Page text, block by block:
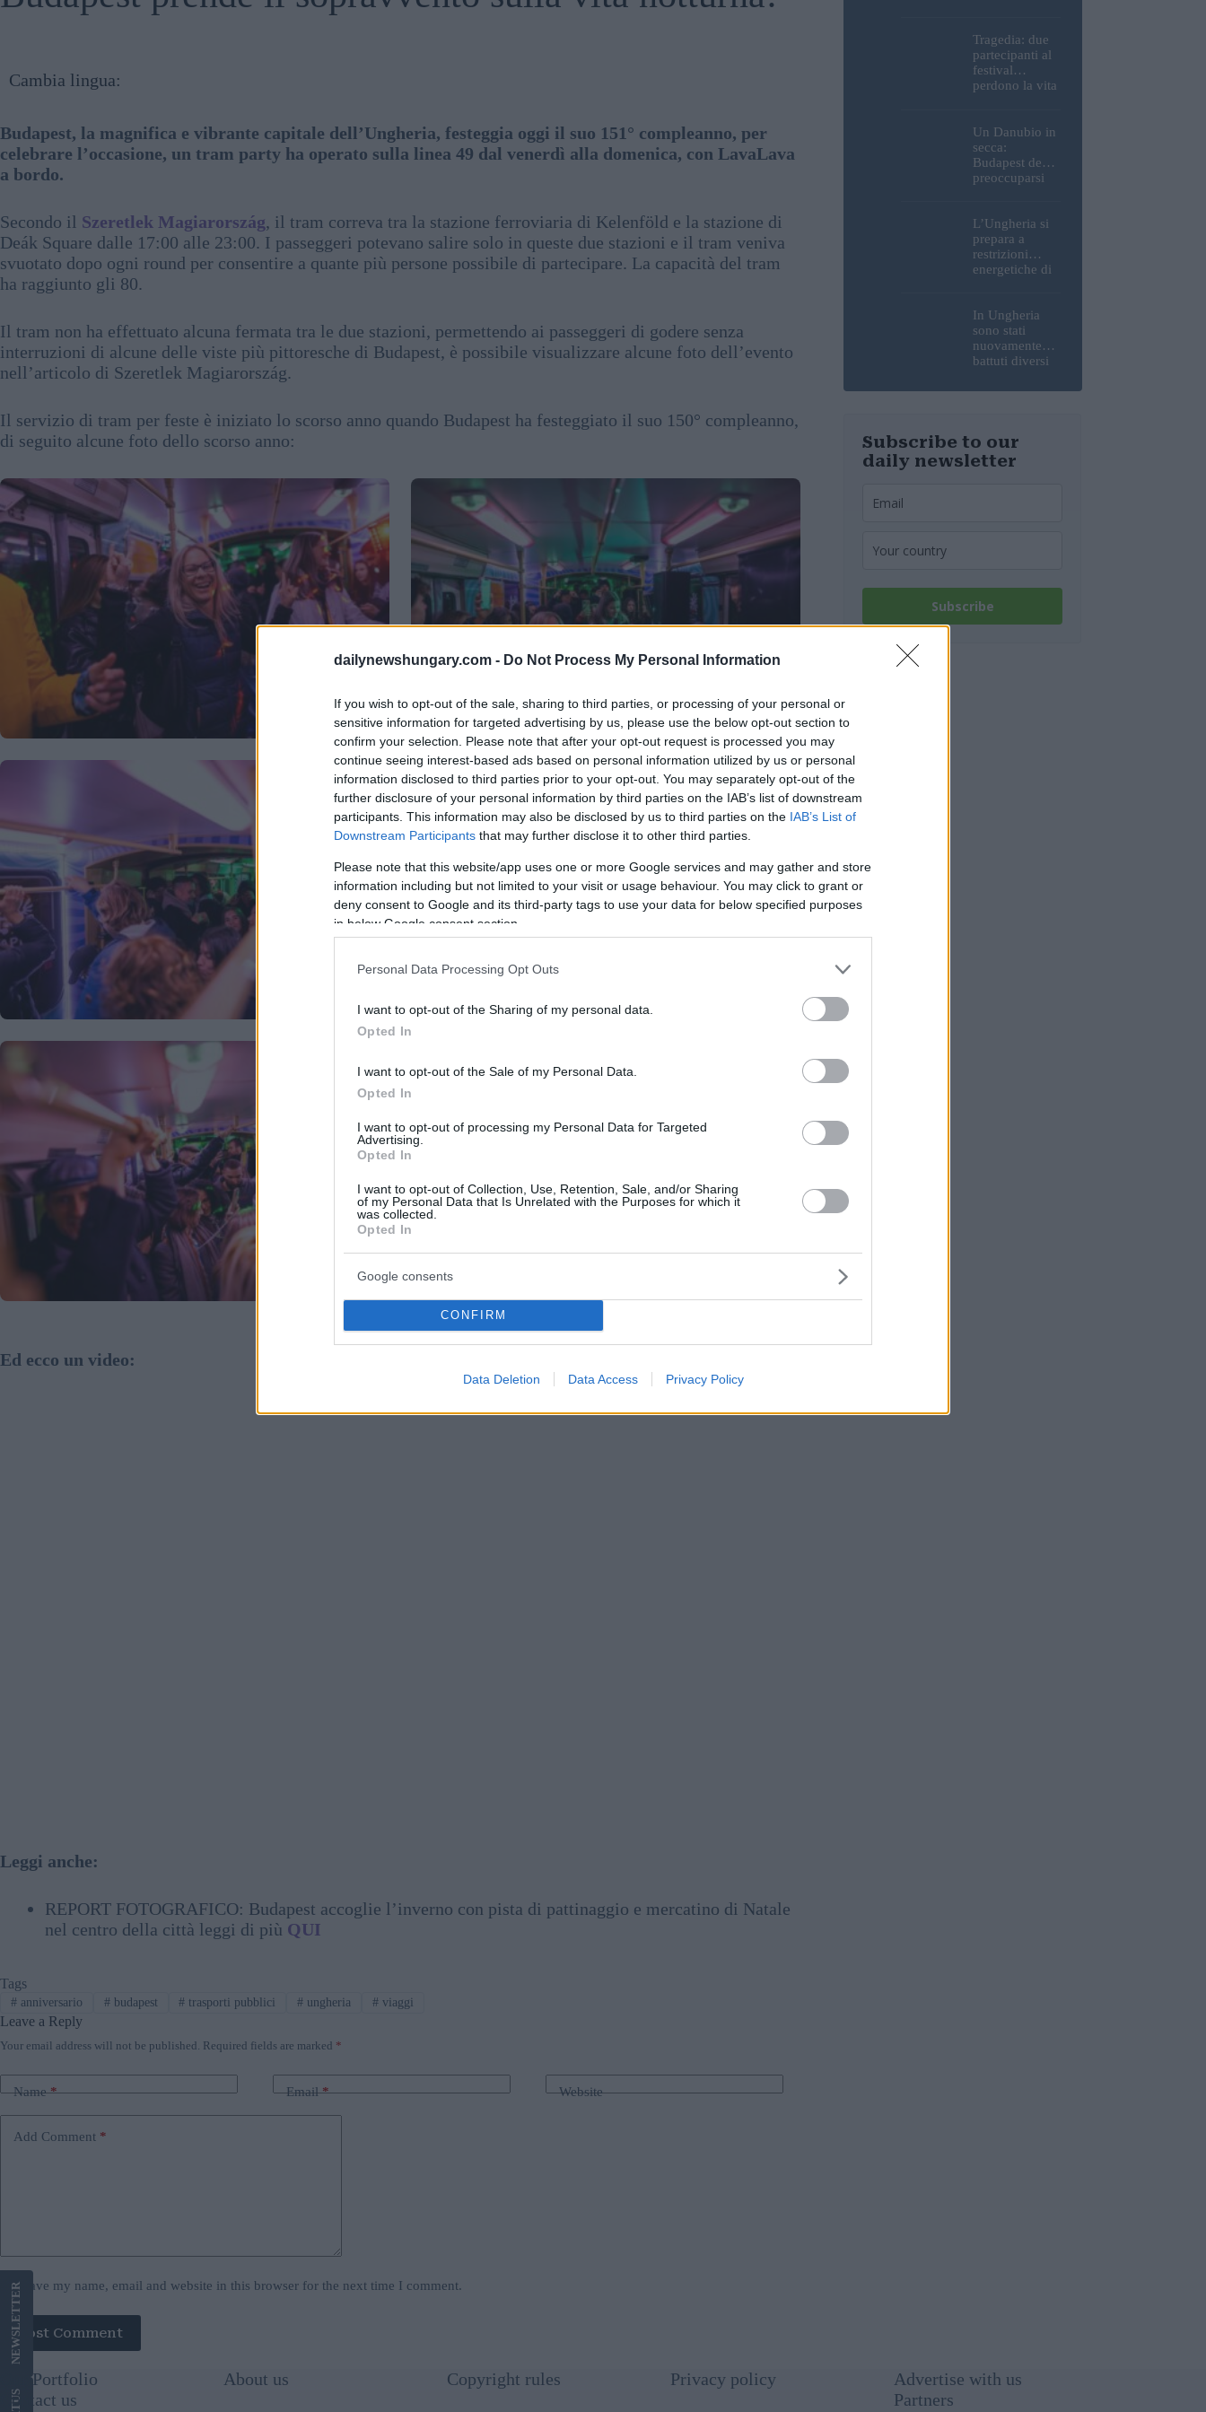
dailynewshungary.com - Do Not Process My Personal Information
If you wish to opt-out of the sale, sharing to third parties, or processing of your personal or
sensitive information for targeted advertising by us, please use the below opt-out section to
confirm your selection. Please note that after your opt-out request is processed you may
continue seeing interest-based ads based on personal information utilized by us or personal
information disclosed to third parties prior to your opt-out. You may separately opt-out of the
further disclosure of your personal information by third parties on the IAB’s list of downstream
participants. This information may also be disclosed by us to third parties on the IAB’s List of
Downstream Participants that may further disclose it to other third parties.
Please note that this website/app uses one or more Google services and may gather and store
information including but not limited to your visit or usage behaviour. You may click to grant or
deny consent to Google and its third-party tags to use your data for below specified purposes
in below Google consent section.
Personal Data Processing Opt Outs
I want to opt-out of the Sharing of my personal data.
Opted In
I want to opt-out of the Sale of my Personal Data.
Opted In
I want to opt-out of processing my Personal Data for Targeted
Advertising.
Opted In
I want to opt-out of Collection, Use, Retention, Sale, and/or Sharing
of my Personal Data that Is Unrelated with the Purposes for which it
was collected.
Opted In
Google consents
CONFIRM
Data Deletion Data Access Privacy Policy
Cambia lingua:
Budapest, la magnifica e vibrante capitale dell’Ungheria, festeggia oggi il suo 151° compleanno, per
celebrare l’occasione, un tram party ha operato sulla linea 49 dal venerdì alla domenica, con LavaLava
a bordo.
Secondo il Szeretlek Magiarország, il tram correva tra la stazione ferroviaria di Kelenföld e la stazione di
Deák Square dalle 17:00 alle 23:00. I passeggeri potevano salire solo in queste due stazioni e il tram veniva
svuotato dopo ogni round per consentire a quante più persone possibile di partecipare. La capacità del tram
ha raggiunto gli 80.
Il tram non ha effettuato alcuna fermata tra le due stazioni, permettendo ai passeggeri di godere senza
interruzioni di alcune delle viste più pittoresche di Budapest, è possibile visualizzare alcune foto dell’evento
nell’articolo di Szeretlek Magiarország.
Il servizio di tram per feste è iniziato lo scorso anno quando Budapest ha festeggiato il suo 150° compleanno,
di seguito alcune foto dello scorso anno:
Ed ecco un video:
Leggi anche:
REPORT FOTOGRAFICO: Budapest accoglie l’inverno con pista di pattinaggio e mercatino di Natale
nel centro della città leggi di più QUI
Tags
#anniversario #budapest # trasporti pubblici # ungheria # viaggi
Leave a Reply
Your email address will not be published. Required fields are marked *
Name* Email* Website
Add Comment *
Save my name, email and website in this browser for the next time I comment.
Post Comment
Buda e della
Cittadella
verranno
spente
Tragedia: due
partecipanti al
festival
perdono la vita
Ungheria
Un Danubio in
secca:
Budapest deve
preoccuparsi
mento idrico?
Un esperto
mette in luce
un fatto
L’Ungheria si
prepara a
restrizioni
energetiche di
nucleare di
Paks potrebbe
chiudere
questo fine
In Ungheria
sono stati
nuovamente
battuti diversi
caldo; buone
all’approvvigio
namento di
acqua potabile
Subscribe to our
daily newsletter
Subscribe
US
NEWS
LETTER
Our Portfolio
Contact us
About us Copyright rules Privacy policy
Advertise with us
Partners